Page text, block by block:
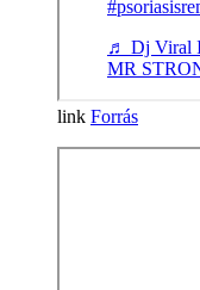
Forrás